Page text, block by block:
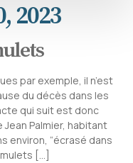
2023
par exemple, il n’est
du décès dans les
qui suit est donc
Palmier, habitant
environ, “écrasé dans
[…]